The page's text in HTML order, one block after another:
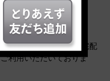
取実績
くのお客様に、ネット宅配
利用いただいておりま